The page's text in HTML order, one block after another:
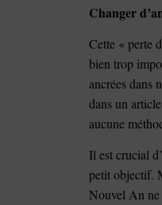
Changer
Cette « perte
bien trop
ancrées dans
dans un
aucune
Il est crucial
petit objectif.
Nouvel An ne